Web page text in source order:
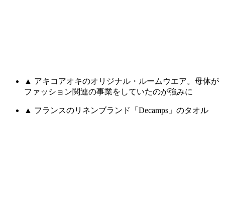
▲ アキコアオキのオリジナル・ルームウエア。母体が
ファッション関連の事業をしていたのが強みに
▲ フランスのリネンブランド「Decamps」のタオル